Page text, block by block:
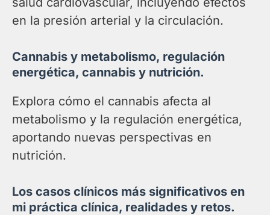
en la presión arterial y la circulación.
Cannabis y metabolismo, regulación
energética, cannabis y nutrición.
Explora cómo el cannabis afecta al
metabolismo y la regulación energética,
aportando nuevas perspectivas en
nutrición.
Los casos clínicos más significativos en
mi práctica clínica, realidades y retos.